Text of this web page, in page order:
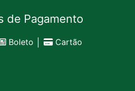
de Pagamento
Boleto │ Cartão